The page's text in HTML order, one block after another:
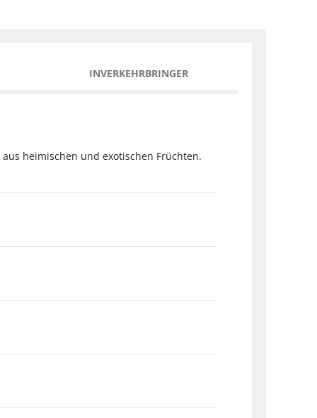
INVERKEHRBRINGER
heimischen und exotischen Früchten.